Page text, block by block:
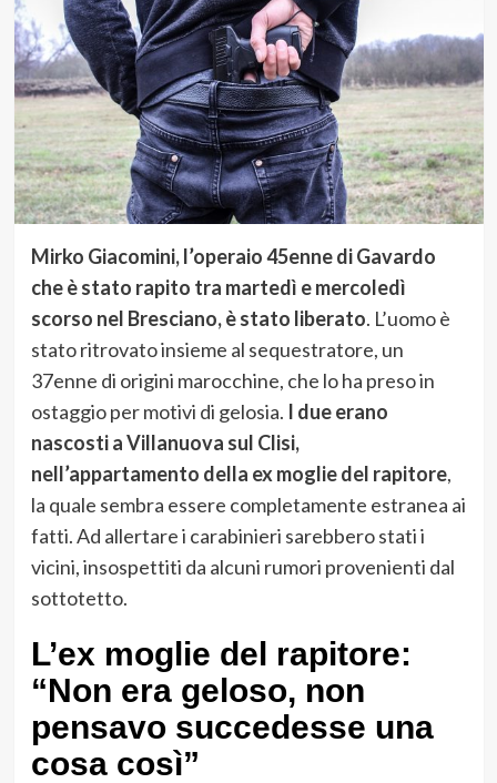
Mirko Giacomini, l’operaio 45enne di Gavardo
che è stato rapito tra martedì e mercoledì
scorso nel Bresciano, è stato liberato. L’uomo è
stato ritrovato insieme al sequestratore, un
37enne di origini marocchine, che lo ha preso in
ostaggio per motivi di gelosia. I due erano
nascosti a Villanuova sul Clisi,
nell’appartamento della ex moglie del rapitore,
la quale sembra essere completamente estranea ai
fatti. Ad allertare i carabinieri sarebbero stati i
vicini, insospettiti da alcuni rumori provenienti dal
sottotetto.
L’ex moglie del rapitore:
“Non era geloso, non
pensavo succedesse una
cosa così”